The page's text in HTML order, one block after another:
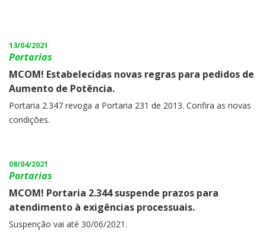
13/04/2021
Portarias
MCOM! Estabelecidas novas regras para pedidos de
Aumento de Potência.
Portaria 2.347 revoga a Portaria 231 de 2013. Confira as novas
condições.
08/04/2021
Portarias
MCOM! Portaria 2.344 suspende prazos para
atendimento à exigências processuais.
Suspenção vai até 30/06/2021.